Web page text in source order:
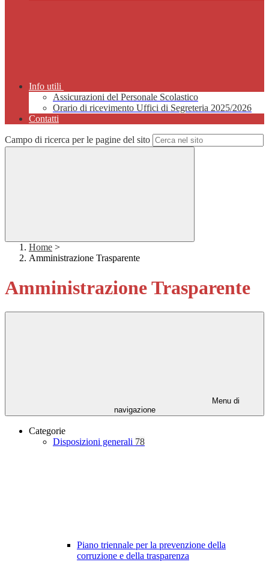
Info utili
Assicurazioni del Personale Scolastico
Orario di ricevimento Uffici di Segreteria 2025/2026
Contatti
Campo di ricerca per le pagine del sito
Home >
Amministrazione Trasparente
Amministrazione Trasparente
Menu di
navigazione
Categorie
Disposizioni generali 78
Piano triennale per la prevenzione della
corruzione e della trasparenza